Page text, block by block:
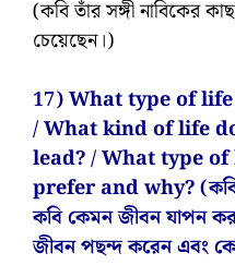
(কবি তাঁর সঙ্গী নাবিকের
চেয়েছেন।)
17) What type of
/ What kind of life
lead? / What type
prefer and why?
কবি কেমন জীবন যাপন
জীবন পছন্দ করেন এবং